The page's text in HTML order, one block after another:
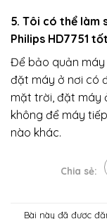
5. Tôi có thể làm
Philips HD7751
Để bảo quản
đặt máy ở nơi có
mặt trời, đặt máy
không để máy
nào khác.
Chia sẻ:
Bài này đã được